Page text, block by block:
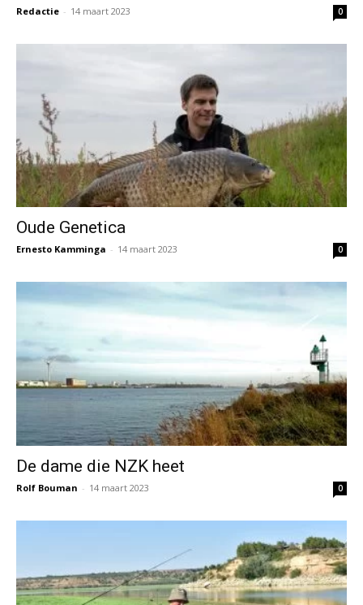
Redactie - 14 maart 2023 0
Oude Genetica
Ernesto Kamminga - 14 maart 2023 0
De dame die NZK heet
Rolf Bouman - 14 maart 2023 0